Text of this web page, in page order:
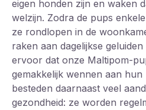
eigen honden zijn en waken
welzijn. Zodra de pups
ze rondlopen in de
raken aan dagelijkse
ervoor dat onze Maltipom-
gemakkelijk wennen aan hun
besteden daarnaast veel
gezondheid: ze worden